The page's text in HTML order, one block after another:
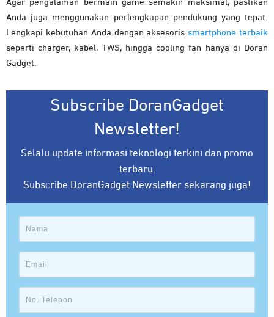
Agar pengalaman bermain game semakin maksimal, pastikan
Anda juga menggunakan perlengkapan pendukung yang tepat.
Lengkapi kebutuhan Anda dengan aksesoris smartphone terbaik
seperti charger, kabel, TWS, hingga cooling fan hanya di Doran
Gadget.
Subscribe DoranGadget
Newsletter!
Selalu update informasi teknologi terkini dan promo
terbaru.
Subscribe DoranGadget Newsletter sekarang juga!